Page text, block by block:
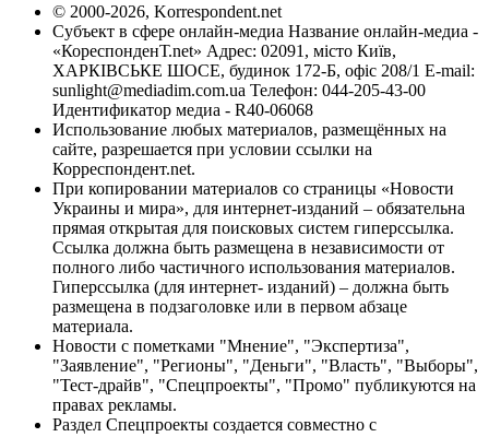
© 2000-2026, Korrespondent.net
Субъект в сфере онлайн-медиа Название онлайн-медиа -
«КореспонденТ.net» Адрес: 02091, місто Київ,
ХАРКІВСЬКЕ ШОСЕ, будинок 172-Б, офіс 208/1 E-mail:
sunlight@mediadim.com.ua Телефон: 044-205-43-00
Идентификатор медиа - R40-06068
Использование любых материалов, размещённых на
сайте, разрешается при условии ссылки на
Корреспондент.net.
При копировании материалов со страницы «Новости
Украины и мира», для интернет-изданий – обязательна
прямая открытая для поисковых систем гиперссылка.
Ссылка должна быть размещена в независимости от
полного либо частичного использования материалов.
Гиперссылка (для интернет- изданий) – должна быть
размещена в подзаголовке или в первом абзаце
материала.
Новости с пометками "Мнение", "Экспертиза",
"Заявление", "Регионы", "Деньги", "Власть", "Выборы",
"Тест-драйв", "Спецпроекты", "Промо" публикуются на
правах рекламы.
Раздел Спецпроекты создается совместно с